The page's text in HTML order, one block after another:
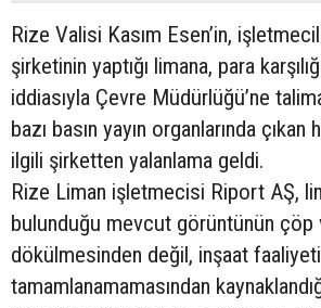
Rize Valisi Kasım Esen’in,
şirketinin yaptığı limana, para
iddiasıyla Çevre Müdürlüğü’ne
bazı basın yayın organlarında çıkan
ilgili şirketten yalanlama geldi.
Rize Liman işletmecisi Riport AŞ,
bulunduğu mevcut görüntünün
dökülmesinden değil, inşaat
tamamlanamamasından